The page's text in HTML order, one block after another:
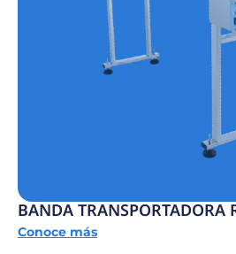
BANDA TRANSPORTADORA
Conoce más